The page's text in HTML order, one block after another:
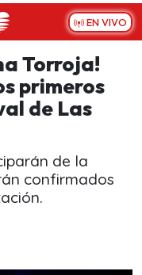
EN VIVO
Torroja!
primeros
de Las
de la
confirmados